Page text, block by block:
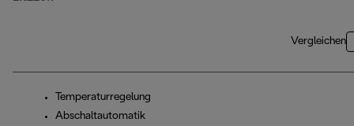
Vergleichen
Temperaturregelung
Abschaltautomatik